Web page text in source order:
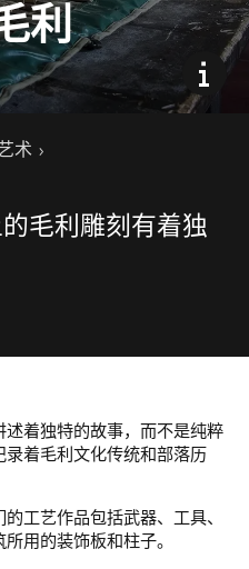
利
术
毛利雕刻有着独
着独特的故事，而不是纯粹
着毛利文化传统和部落历
工艺作品包括武器、工具、
用的装饰板和柱子。